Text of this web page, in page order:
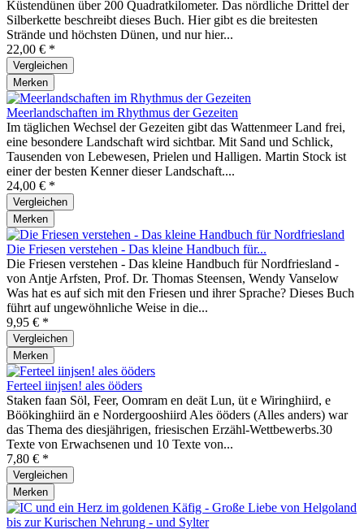
Küstendünen über 200 Quadratkilometer. Das nördliche Drittel der
Silberkette beschreibt dieses Buch. Hier gibt es die breitesten
Strände und höchsten Dünen, und nur hier...
22,00 € *
Vergleichen
Merken
Meerlandschaften im Rhythmus der Gezeiten
Im täglichen Wechsel der Gezeiten gibt das Wattenmeer Land frei,
eine besondere Landschaft wird sichtbar. Mit Sand und Schlick,
Tausenden von Lebewesen, Prielen und Halligen. Martin Stock ist
einer der besten Kenner dieser Landschaft....
24,00 € *
Vergleichen
Merken
Die Friesen verstehen - Das kleine Handbuch für...
Die Friesen verstehen - Das kleine Handbuch für Nordfriesland -
von Antje Arfsten, Prof. Dr. Thomas Steensen, Wendy Vanselow
Was hat es auf sich mit den Friesen und ihrer Sprache? Dieses Buch
führt auf ungewöhnliche Weise in die...
9,95 € *
Vergleichen
Merken
Ferteel iinjsen! ales ööders
Staken faan Söl, Feer, Oomram en deät Lun, üt e Wiringhiird, e
Böökinghiird än e Nordergooshiird Ales ööders (Alles anders) war
das Thema des diesjährigen, friesischen Erzähl-Wettbewerbs.30
Texte von Erwachsenen und 10 Texte von...
7,80 € *
Vergleichen
Merken